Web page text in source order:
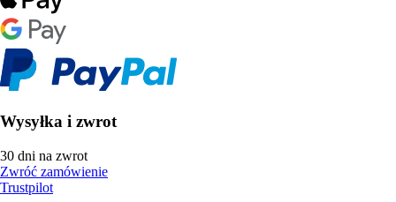
Wysyłka i zwrot
30 dni na zwrot
Zwróć zamówienie
Trustpilot